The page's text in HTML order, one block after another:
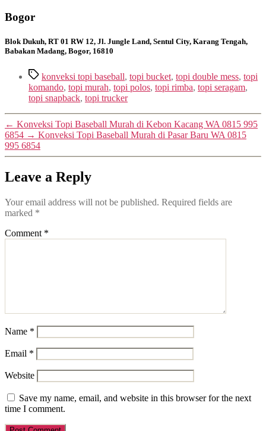
Bogor
Blok Dukuh, RT 01 RW 12, Jl. Jungle Land, Sentul City, Karang Tengah,
Babakan Madang, Bogor, 16810
Tagskonveksi topi baseball, topi bucket, topi double mess, topi
komando, topi murah, topi polos, topi rimba, topi seragam,
topi snapback, topi trucker
← Konveksi Topi Baseball Murah di Kebon Kacang WA 0815 995
6854 → Konveksi Topi Baseball Murah di Pasar Baru WA 0815
995 6854
Leave a Reply
Your email address will not be published. Required fields are
marked *
Comment *
Name *
Email *
Website
Save my name, email, and website in this browser for the next
time I comment.